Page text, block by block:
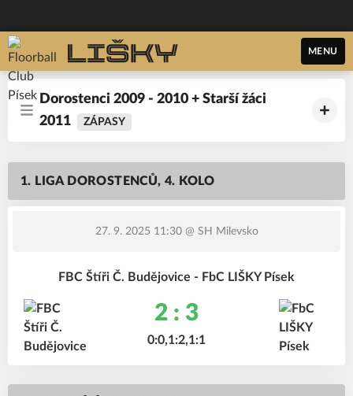
MENU
Dorostenci 2009 - 2010 + Starší žáci
2011
ZÁPASY
1. LIGA DOROSTENCŮ, 4. KOLO
27. 9. 2025 11:30@ SH Milevsko
FBC Štíři Č. Budějovice - FbC LIŠKY Písek
2 : 3
0:0,1:2,1:1